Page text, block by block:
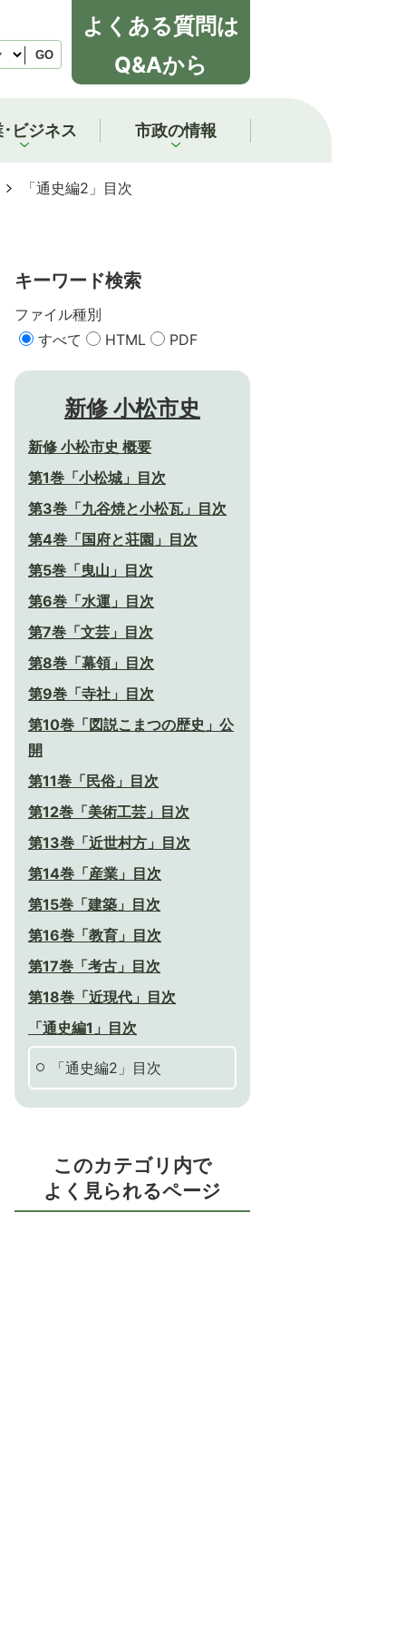
GO
よくある質問は
Q&Aから
ビジネス 市政の情報
「通史編2」目次
キーワード検索
ファイル種別
すべて
HTML PDF
新修 小松市史
新修 小松市史 概要
第1巻「小松城」目次
第3巻「九谷焼と小松瓦」目次
第4巻「国府と荘園」目次
第5巻「曳山」目次
第6巻「水運」目次
第7巻「文芸」目次
第8巻「幕領」目次
第9巻「寺社」目次
第10巻「図説こまつの歴史」公
開
第11巻「民俗」目次
第12巻「美術工芸」目次
第13巻「近世村方」目次
第14巻「産業」目次
第15巻「建築」目次
第16巻「教育」目次
第17巻「考古」目次
第18巻「近現代」目次
「通史編1」目次
「通史編2」目次
このカテゴリ内で
よく見られるページ